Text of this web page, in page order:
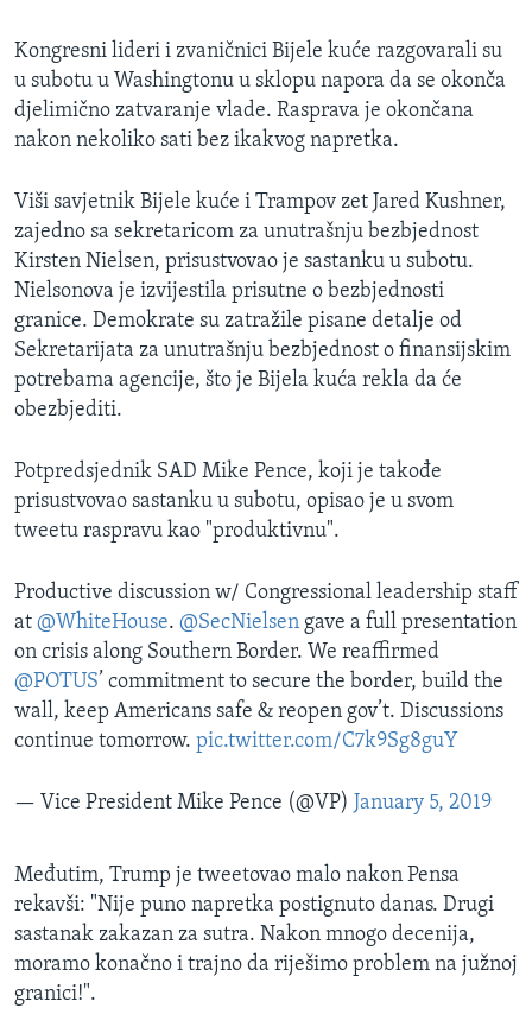
Kongresni lideri i zvaničnici Bijele kuće razgovarali su
u subotu u Washingtonu u sklopu napora da se okonča
djelimično zatvaranje vlade. Rasprava je okončana
nakon nekoliko sati bez ikakvog napretka.
Viši savjetnik Bijele kuće i Trampov zet Jared Kushner,
zajedno sa sekretaricom za unutrašnju bezbjednost
Kirsten Nielsen, prisustvovao je sastanku u subotu.
Nielsonova je izvijestila prisutne o bezbjednosti
granice. Demokrate su zatražile pisane detalje od
Sekretarijata za unutrašnju bezbjednost o finansijskim
potrebama agencije, što je Bijela kuća rekla da će
obezbjediti.
Potpredsjednik SAD Mike Pence, koji je takođe
prisustvovao sastanku u subotu, opisao je u svom
tweetu raspravu kao "produktivnu".
Productive discussion w/ Congressional leadership staff
at @WhiteHouse. @SecNielsen gave a full presentation
on crisis along Southern Border. We reaffirmed
@POTUS’ commitment to secure the border, build the
wall, keep Americans safe & reopen gov’t. Discussions
continue tomorrow. pic.twitter.com/C7k9Sg8guY
— Vice President Mike Pence (@VP) January 5, 2019
Međutim, Trump je tweetovao malo nakon Pensa
rekavši: "Nije puno napretka postignuto danas. Drugi
sastanak zakazan za sutra. Nakon mnogo decenija,
moramo konačno i trajno da riješimo problem na južnoj
granici!".